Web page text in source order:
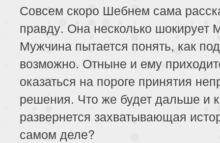
Совсем скоро Шебнем сама
правду. Она несколько шокирует
Мужчина пытается понять, как
возможно. Отныне и ему
оказаться на пороге принятия
решения. Что же будет дальше и
развернется захватывающая
самом деле?